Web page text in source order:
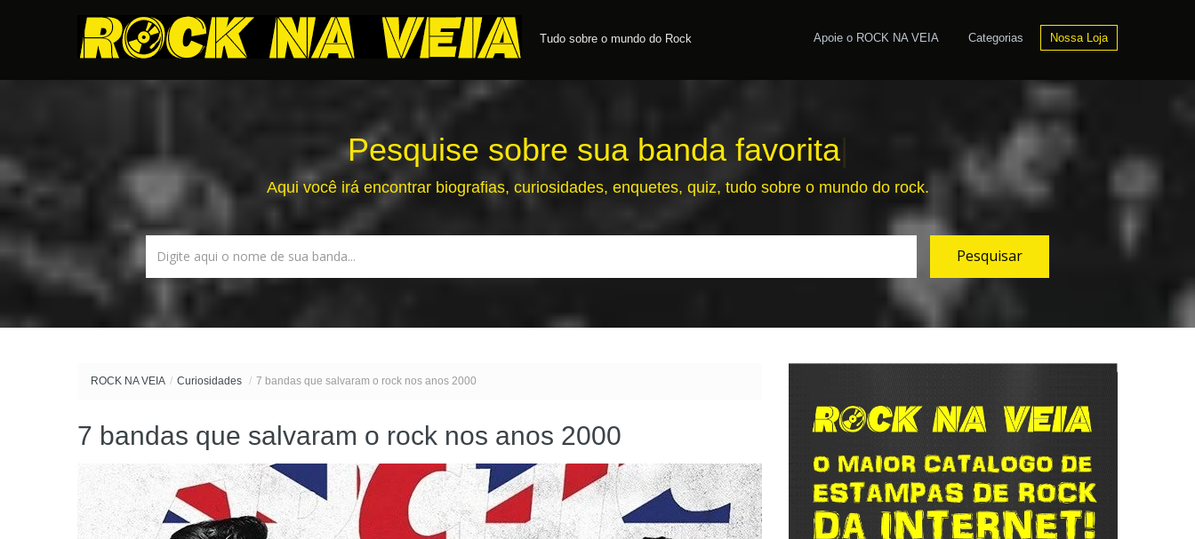
Tudo sobre o mundo do Rock Apoie o ROCK NA VEIA Categorias Nossa Loja
Pesquise sobre sua banda favorita|
Aqui você irá encontrar biografias, curiosidades, enquetes, quiz, tudo sobre o mundo do rock.
ROCK NA VEIA / Curiosidades / 7 bandas que salvaram o rock nos anos 2000
7 bandas que salvaram o rock nos anos 2000